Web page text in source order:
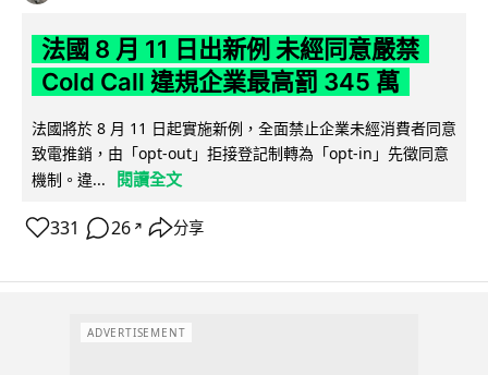
法國 8 月 11 日出新例 未經同意嚴禁
Cold Call 違規企業最高罰 345 萬
法國將於 8 月 11 日起實施新例，全面禁止企業未經消費者同意
致電推銷，由「opt-out」拒接登記制轉為「opt-in」先徵同意
機制。違...
閱讀全文
331 26 ↗ 分享
ADVERTISEMENT